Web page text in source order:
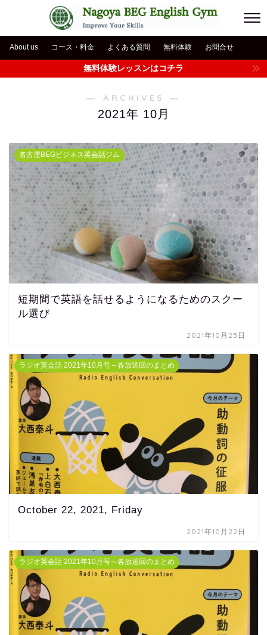
About us コース・料金 よくある質問 無料体験 お問合せ
無料体験レッスンはコチラ
― ARCHIVES ―
2021年 10月
名古屋BEGビジネス英会話ジム
短期間で英語を話せるようになるためのスクー
ル選び
2021年10月25日
ラジオ英会話 2021年10月号～各放送回のまとめ
October 22, 2021, Friday
2021年10月22日
ラジオ英会話 2021年10月号～各放送回のまとめ